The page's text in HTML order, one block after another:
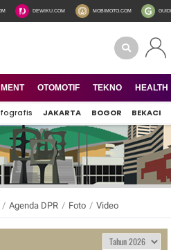
DEWIKU.COM MOBIMOTO.COM
OTOMOTIF TEKNO HEALTH
JAKARTA BOGOR BEKACI
/ Agenda DPR / Foto / Video